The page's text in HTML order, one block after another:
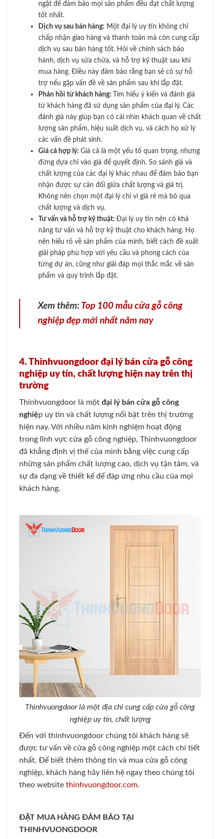
ngặt để đảm bảo mọi sản phẩm đều đạt chất lượng
tốt nhất.
Dịch vụ sau bán hàng: Một đại lý uy tín không chỉ
chấp nhận giao hàng và thanh toán mà còn cung cấp
dịch vụ sau bán hàng tốt. Hỏi về chính sách bảo
hành, dịch vụ sửa chữa, và hỗ trợ kỹ thuật sau khi
mua hàng. Điều này đảm bảo rằng bạn sẽ có sự hỗ
trợ nếu gặp vấn đề về sản phẩm sau khi lắp đặt.
Phản hồi từ khách hàng:
Tìm hiểu ý kiến và đánh giá
từ khách hàng đã sử dụng sản phẩm của đại lý. Các
đánh giá này giúp bạn có cái nhìn khách quan về chất
lượng sản phẩm, hiệu suất dịch vụ, và cách họ xử lý
các vấn đề phát sinh.
Giá cả hợp lý: Giá cả là một yếu tố quan trọng, nhưng
đừng dựa chỉ vào giá để quyết định. So sánh giá và
chất lượng của các đại lý khác nhau để đảm bảo bạn
nhận được sự cân đối giữa chất lượng và giá trị.
Không nên chọn một đại lý chỉ vì giá rẻ mà bỏ qua
chất lượng và dịch vụ.
Tư vấn và hỗ trợ kỹ thuật: Đại lý uy tín nên có khả
năng tư vấn và hỗ trợ kỹ thuật cho khách hàng. Họ
nên hiểu rõ về sản phẩm của mình, biết cách đề xuất
giải pháp phù hợp với yêu cầu và phong cách của
từng dự án, cũng như giải đáp mọi thắc mắc về sản
phẩm và quy trình lắp đặt.
Xem thêm: Top 100 mẫu cửa gỗ công
nghiệp đẹp mới nhất năm nay
4. Thinhvuongdoor đại lý bán cửa gỗ công
nghiệp uy tín, chất lượng hiện nay trên thị
trường
Thinhvuongdoor là một đại lý bán cửa gỗ công
nghiệp uy tín và chất lượng nổi bật trên thị trường
hiện nay. Với nhiều năm kinh nghiệm hoạt động
trong lĩnh vực cửa gỗ công nghiệp, Thinhvuongdoor
đã khẳng định vị thế của mình bằng việc cung cấp
những sản phẩm chất lượng cao, dịch vụ tận tâm, và
sự đa dạng về thiết kế để đáp ứng nhu cầu của mọi
khách hàng.
Thinhvuongdoor là một địa chỉ cung cấp cửa gỗ công
nghiệp uy tín, chất lượng
Đến với thinhvuongdoor chúng tôi khách hàng sẽ
được tư vấn về cửa gỗ công nghiệp một cách chi tiết
nhất. Để biết thêm thông tin và mua cửa gỗ công
nghiệp, khách hàng hãy liên hệ ngay theo chúng tôi
theo website thinhvuongdoor.com.
ĐẶT MUA HÀNG ĐẢM BẢO TẠI
THINHVUONGDOOR